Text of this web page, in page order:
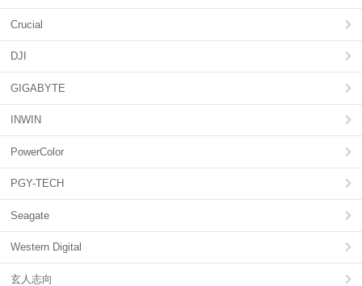
Crucial
DJI
GIGABYTE
INWIN
PowerColor
PGY-TECH
Seagate
Western Digital
玄人志向